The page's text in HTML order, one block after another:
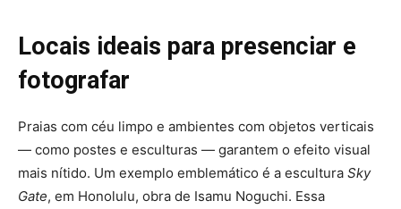
Locais ideais para presenciar e
fotografar
Praias com céu limpo e ambientes com objetos verticais
— como postes e esculturas — garantem o efeito visual
mais nítido. Um exemplo emblemático é a escultura Sky
Gate, em Honolulu, obra de Isamu Noguchi. Essa